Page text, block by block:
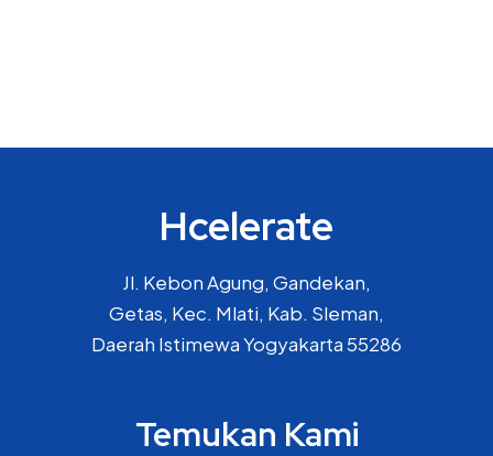
Hcelerate
Jl. Kebon Agung, Gandekan,
Getas, Kec. Mlati, Kab. Sleman,
Daerah Istimewa Yogyakarta 55286
Temukan Kami